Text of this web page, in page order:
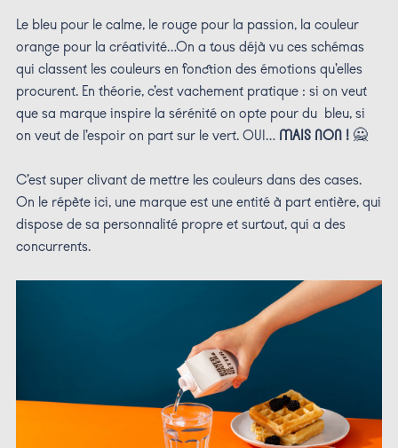
Le bleu pour le calme, le rouge pour la passion, la couleur
orange pour la créativité…On a tous déjà vu ces schémas
qui classent les couleurs en fonction des émotions qu’elles
procurent. En théorie, c’est vachement pratique : si on veut
que sa marque inspire la sérénité on opte pour du bleu, si
on veut de l’espoir on part sur le vert. OUI… MAIS NON !🙅
C’est super clivant de mettre les couleurs dans des cases.
On le répète ici, une marque est une entité à part entière, qui
dispose de sa personnalité propre et surtout, qui a des
concurrents.